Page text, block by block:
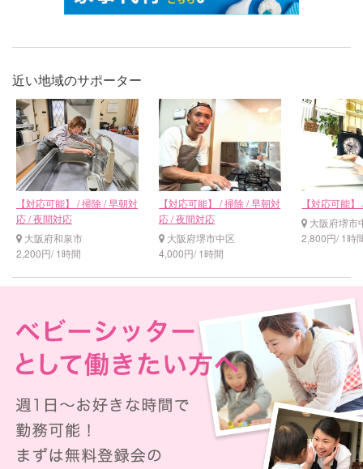
近い地域のサポーター
【対応可能】 / 掃除 / 早朝対
応 / 夜間対応
大阪府和泉市
2,200円/ 1時間
【対応可能】 / 掃除 / 早朝対
応 / 夜間対応
大阪府堺市中区
4,000円/ 1時間
【対応可能
大阪府堺市
2,800円/ 1時